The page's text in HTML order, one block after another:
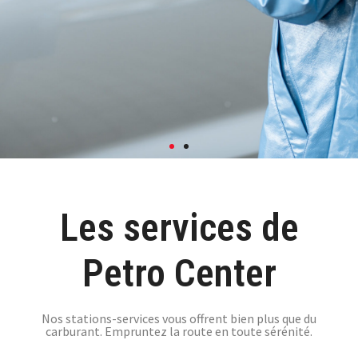
L' App
BestWash
Les services de
Petro Center
Nos stations-services vous offrent bien plus que du
carburant. Empruntez la route en toute sérénité.